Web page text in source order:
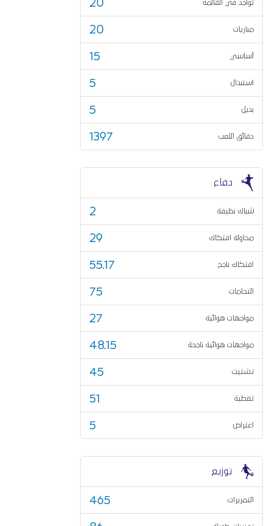
تواجد في القائمة 20
مباريات 20
أساسي 15
استبدال 5
بديل 5
دقائق اللعب 1397
دفاع
شباك نظيفة 2
محاولة افتكاك 29
افتكاك ناجح 55.17
التحامات 75
مواجهات هوائية 27
مواجهات هوائية ناجحة 48.15
تشتيت 45
تغطية 51
اعتراض 5
توزيع
التمريرات 465